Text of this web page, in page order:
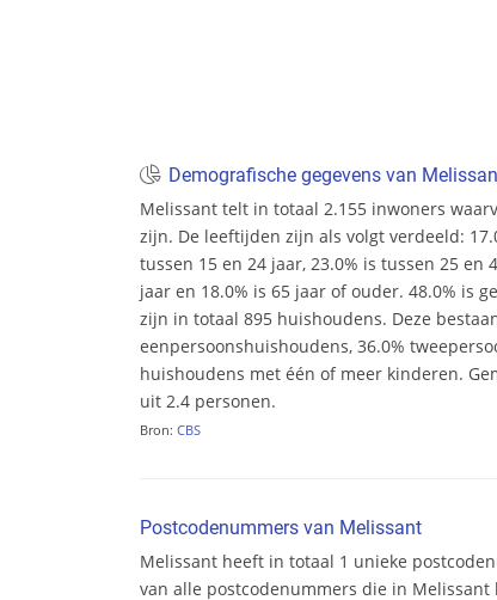
Demografische gegevens van
Melissant telt in totaal 2.155 inwoners
zijn. De leeftijden zijn als volgt verdeeld:
tussen 15 en 24 jaar, 23.0% is tussen 25 en
jaar en 18.0% is 65 jaar of ouder. 48.0% is
zijn in totaal 895 huishoudens. Deze
eenpersoonshuishoudens, 36.0%
huishoudens met één of meer kinderen.
uit 2.4 personen.
Bron: CBS
Postcodenummers van Melissant
Melissant heeft in totaal 1 unieke
van alle postcodenummers die in